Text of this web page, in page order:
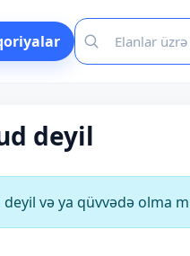
deyil
deyil və ya qüvvədə olma